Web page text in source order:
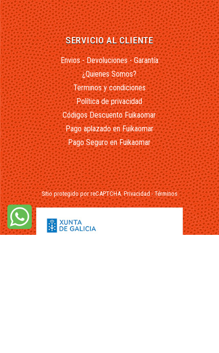
SERVICIO AL CLIENTE
Envios - Devoluciones - Garantía
¿Quienes Somos?
Terminos y condiciones
Política de privacidad
Códigos Descuento Fuikaomar
Pago aplazado en Fuikaomar
Pago Seguro en Fuikaomar
Sitio protegido por reCAPTCHA.Privacidad-Términos